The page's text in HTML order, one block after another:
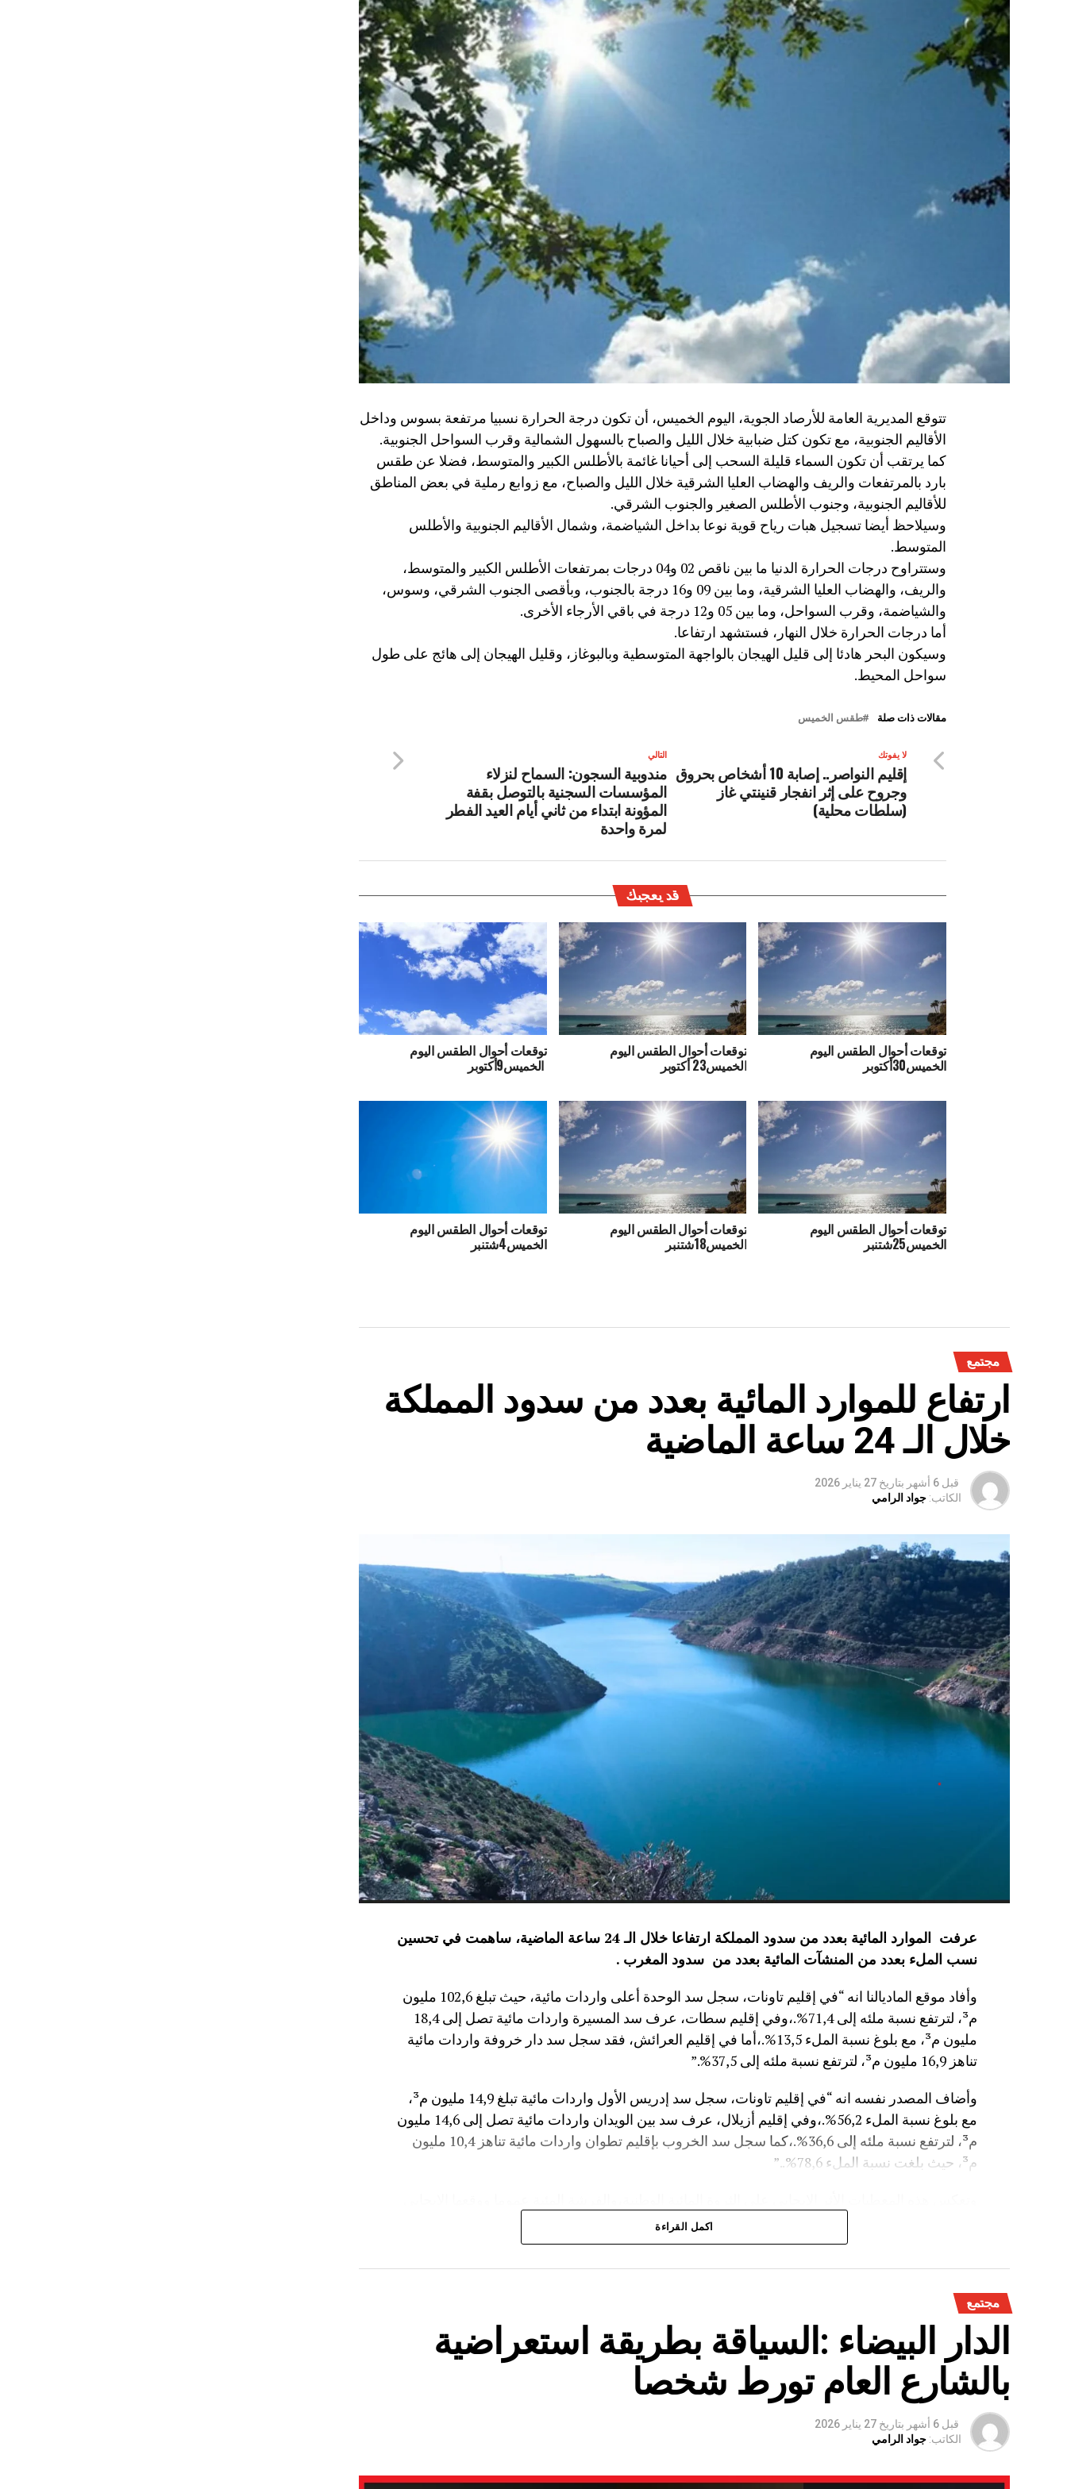
تتوقع المديرية العامة للأرصاد الجوية، اليوم الخميس، أن تكون درجة الحرارة نسبيا مرتفعة بسوس وداخل
الأقاليم الجنوبية، مع تكون كتل ضبابية خلال الليل والصباح بالسهول الشمالية وقرب السواحل الجنوبية.
كما يرتقب أن تكون السماء قليلة السحب إلى أحيانا غائمة بالأطلس الكبير والمتوسط، فضلا عن طقس
بارد بالمرتفعات والريف والهضاب العليا الشرقية خلال الليل والصباح، مع زوابع رملية في بعض المناطق
للأقاليم الجنوبية، وجنوب الأطلس الصغير والجنوب الشرقي.
وسيلاحظ أيضا تسجيل هبات رياح قوية نوعا بداخل الشياضمة، وشمال الأقاليم الجنوبية والأطلس
المتوسط.
وستتراوح درجات الحرارة الدنيا ما بين ناقص 02 و04 درجات بمرتفعات الأطلس الكبير والمتوسط،
والريف، والهضاب العليا الشرقية، وما بين 09 و16 درجة بالجنوب، وبأقصى الجنوب الشرقي، وسوس،
والشياضمة، وقرب السواحل، وما بين 05 و12 درجة في باقي الأرجاء الأخرى.
أما درجات الحرارة خلال النهار، فستشهد ارتفاعا.
وسيكون البحر هادئا إلى قليل الهيجان بالواجهة المتوسطية وبالبوغاز، وقليل الهيجان إلى هائج على طول
سواحل المحيط.
مقالات ذات صلة طقس الخميس
التالي
مندوبية السجون: السماح لنزلاء
المؤسسات السجنية بالتوصل بقفة
المؤونة ابتداء من ثاني أيام العيد الفطر
لمرة واحدة
لا يفوتك
إقليم النواصر.. إصابة 10 أشخاص بحروق
وجروح على إثر انفجار قنينتي غاز
(سلطات محلية)
قد يعجبك
توقعات أحوال الطقس اليوم
الخميس30أكتوبر
توقعات أحوال الطقس اليوم
الخميس23 أكتوبر
توقعات أحوال الطقس اليوم
الخميس9أكتوبر
توقعات أحوال الطقس اليوم
الخميس25شتنبر
توقعات أحوال الطقس اليوم
الخميس18شتنبر
توقعات أحوال الطقس اليوم
الخميس4شتنبر
مجتمع
ارتفاع للموارد المائية بعدد من سدود المملكة
خلال الـ 24 ساعة الماضية
قبل 6 أشهر بتاريخ 27 يناير 2026
الكاتب: جواد الرامي
عرفت الموارد المائية بعدد من سدود المملكة ارتفاعا خلال الـ 24 ساعة الماضية، ساهمت في تحسين
نسب الملء بعدد من المنشآت المائية بعدد من سدود المغرب .
وأفاد موقع الماديالنا انه “في إقليم تاونات، سجل سد الوحدة أعلى واردات مائية، حيث تبلغ 102,6 مليون
م³، لترتفع نسبة ملئه إلى 71,4%.،وفي إقليم سطات، عرف سد المسيرة واردات مائية تصل إلى 18,4
مليون م³، مع بلوغ نسبة الملء 13,5%.،أما في إقليم العرائش، فقد سجل سد دار خروفة واردات مائية
تناهز 16,9 مليون م³، لترتفع نسبة ملئه إلى 37,5%.”
وأضاف المصدر نفسه انه “في إقليم تاونات، سجل سد إدريس الأول واردات مائية تبلغ 14,9 مليون م³،
مع بلوغ نسبة الملء 56,2%.،وفي إقليم أزيلال، عرف سد بين الويدان واردات مائية تصل إلى 14,6 مليون
م³، لترتفع نسبة ملئه إلى 36,6%.،كما سجل سد الخروب بإقليم تطوان واردات مائية تناهز 10,4 مليون
م³، حيث بلغت نسبة الملء 78,6%..”
اكمل القراءة
مجتمع
الدار البيضاء :السياقة بطريقة استعراضية
بالشارع العام تورط شخصا
قبل 6 أشهر بتاريخ 27 يناير 2026
الكاتب: جواد الرامي